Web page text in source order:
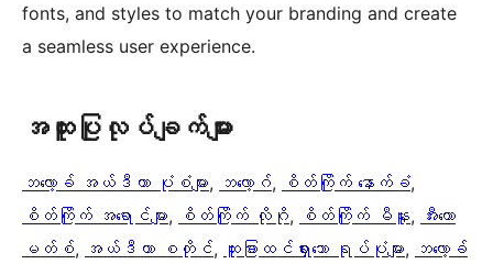
fonts, and styles to match your branding and create
a seamless user experience.
အ​ထူး​ပြု​လုပ်​ချက်​များ
ဘလော့ခ် အယ်ဒီတာ ပုံစံများ, ဘလော့ဂ်, စိတ်ကြိုက် နောက်ခံ
စိတ်ကြိုက် အရောင်များ, စိတ်ကြိုက် လိုဂို, စိတ်ကြိုက် မီနူး, အီးကော
မတ်စ်, အယ်ဒီတာ စတိုင်, ထူးခြားထင်ရှားသော ရုပ်ပုံများ, ဘလော့ခ်